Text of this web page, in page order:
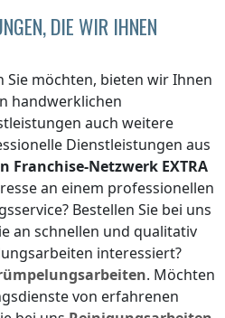
DIE WIR IHNEN
Sie möchten, bieten wir Ihnen
handwerklichen
auch weitere
Dienstleistungen aus
Franchise-Netzwerk EXTRA
an einem professionellen
Bestellen Sie bei uns
an schnellen und qualitativ
interessiert?
. Möchten
von erfahrenen